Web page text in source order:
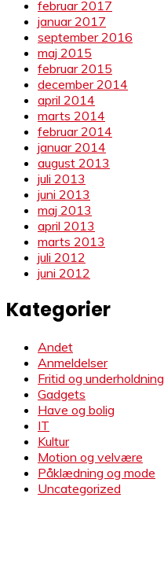
februar 2017
januar 2017
september 2016
maj 2015
februar 2015
december 2014
april 2014
marts 2014
februar 2014
januar 2014
august 2013
juli 2013
juni 2013
maj 2013
april 2013
marts 2013
juli 2012
juni 2012
Kategorier
Andet
Anmeldelser
Fritid og underholdning
Gadgets
Have og bolig
IT
Kultur
Motion og velvære
Påklædning og mode
Uncategorized